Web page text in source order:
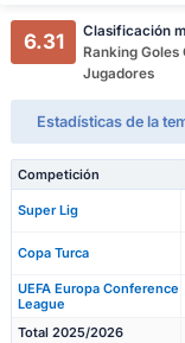
6.31
Clasificación
Ranking Goles
Jugadores
Estadísticas de la
Competición
Super Lig
Copa Turca
UEFA Europa Conference
League
Total 2025/2026